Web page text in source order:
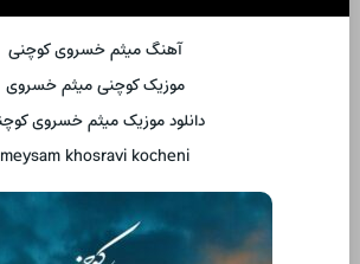
آهنگ میثم خسروی کوچنی
موزیک کوچنی میثم خسروی
دانلود موزیک میثم خسروی
meysam khosravi kocheni